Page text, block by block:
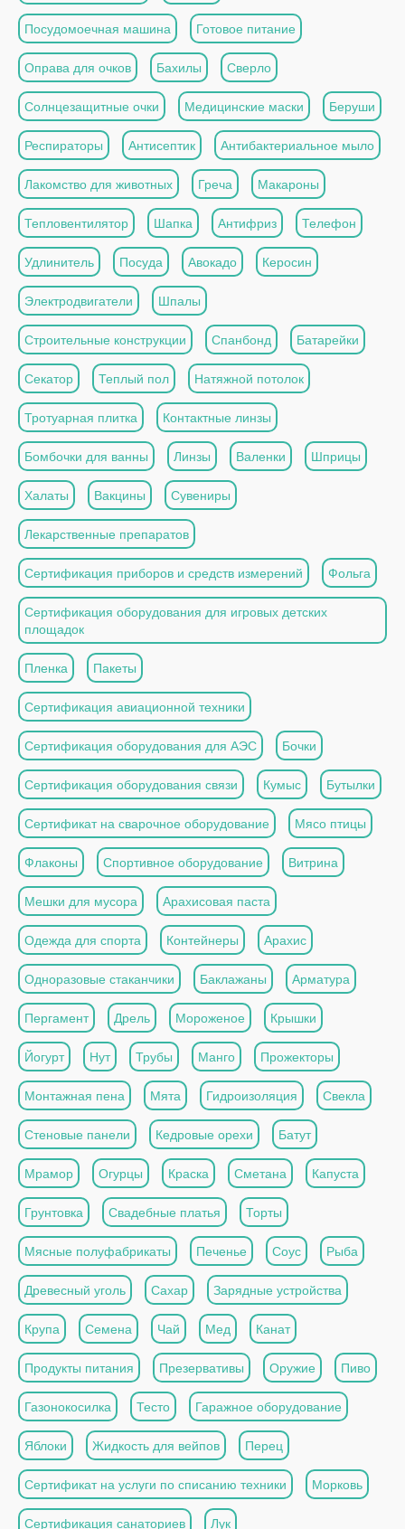
Посудомоечная машина Готовое питание
Оправа для очков Бахилы Сверло
Солнцезащитные очки Медицинские маски Беруши
Респираторы Антисептик Антибактериальное мыло
Лакомство для животных Греча Макароны
Тепловентилятор Шапка Антифриз Телефон
Удлинитель Посуда Авокадо Керосин
Электродвигатели Шпалы
Строительные конструкции Спанбонд Батарейки
Секатор Теплый пол Натяжной потолок
Тротуарная плитка Контактные линзы
Бомбочки для ванны Линзы Валенки Шприцы
Халаты Вакцины Сувениры
Лекарственные препаратов
Сертификация приборов и средств измерений Фольга
Сертификация оборудования для игровых детских
площадок
Пленка Пакеты
Сертификация авиационной техники
Сертификация оборудования для АЭС Бочки
Сертификация оборудования связи Кумыс Бутылки
Сертификат на сварочное оборудование Мясо птицы
Флаконы Спортивное оборудование Витрина
Мешки для мусора Арахисовая паста
Одежда для спорта Контейнеры Арахис
Одноразовые стаканчики Баклажаны Арматура
Пергамент Дрель Мороженое Крышки
Йогурт Нут Трубы Манго Прожекторы
Монтажная пена Мята Гидроизоляция Свекла
Стеновые панели Кедровые орехи Батут
Мрамор Огурцы Краска Сметана Капуста
Грунтовка Свадебные платья Торты
Мясные полуфабрикаты Печенье Соус Рыба
Древесный уголь Сахар Зарядные устройства
Крупа Семена Чай Мед Канат
Продукты питания Презервативы Оружие Пиво
Газонокосилка Тесто Гаражное оборудование
Яблоки Жидкость для вейпов Перец
Сертификат на услуги по списанию техники Морковь
Сертификация санаториев Лук